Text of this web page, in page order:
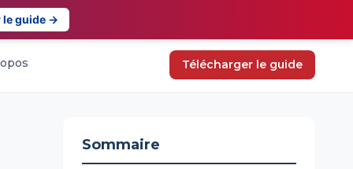
le guide →
Télécharger le guide
Sommaire